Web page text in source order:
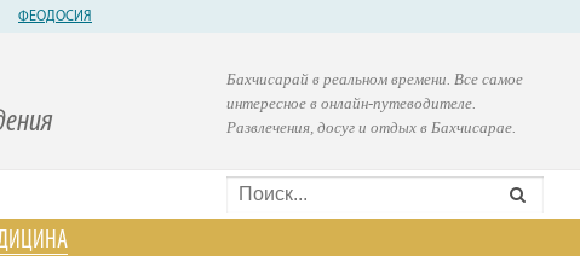
ФЕОДОСИЯ
Бахчисарай в реальном времени. Все самое
интересное в онлайн-путеводителе.
Развлечения, досуг и отдых в Бахчисарае.